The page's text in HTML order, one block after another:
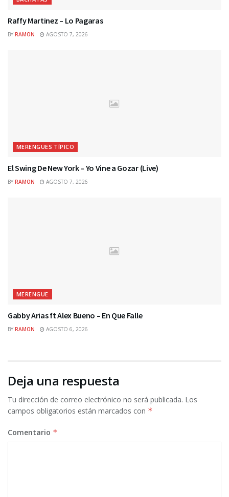
Raffy Martinez – Lo Pagaras
BY RAMON AGOSTO 7, 2026
MERENGUES TÍPICO
El Swing De New York – Yo Vine a Gozar (Live)
BY RAMON AGOSTO 7, 2026
MERENGUE
Gabby Arias ft Alex Bueno – En Que Falle
BY RAMON AGOSTO 6, 2026
Deja una respuesta
Tu dirección de correo electrónico no será publicada. Los
campos obligatorios están marcados con *
Comentario *